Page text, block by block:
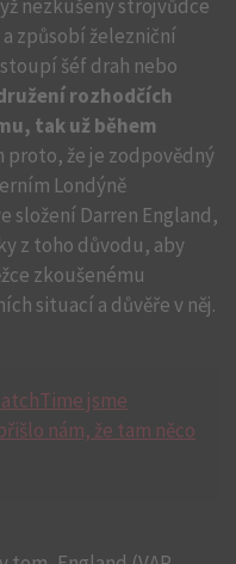
nezkušený strojvůdce
způsobí železniční
šéf drah nebo
rozhodčích
tak už během
proto, že je zodpovědný
Londýně
složení Darren England,
z toho důvodu, aby
zkoušenému
situací a důvěře v něj.
jsme
nám, že tam něco